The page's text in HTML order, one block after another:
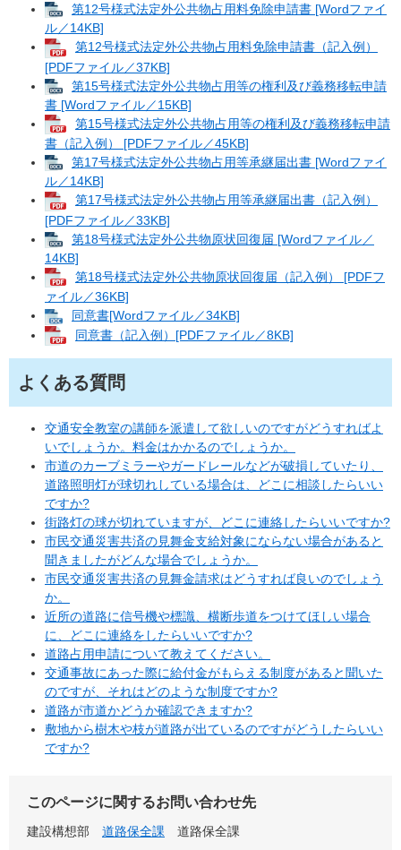
第12号様式法定外公共物占用料免除申請書 [Wordファイ
ル／14KB]
第12号様式法定外公共物占用料免除申請書（記入例）
[PDFファイル／37KB]
第15号様式法定外公共物占用等の権利及び義務移転申請
書 [Wordファイル／15KB]
第15号様式法定外公共物占用等の権利及び義務移転申請
書（記入例） [PDFファイル／45KB]
第17号様式法定外公共物占用等承継届出書 [Wordファイ
ル／14KB]
第17号様式法定外公共物占用等承継届出書（記入例）
[PDFファイル／33KB]
第18号様式法定外公共物原状回復届 [Wordファイル／
14KB]
第18号様式法定外公共物原状回復届（記入例） [PDFフ
ァイル／36KB]
同意書[Wordファイル／34KB]
同意書（記入例）[PDFファイル／8KB]
よくある質問
交通安全教室の講師を派遣して欲しいのですがどうすればよ
いでしょうか。料金はかかるのでしょうか。
市道のカーブミラーやガードレールなどが破損していたり、
道路照明灯が球切れしている場合は、どこに相談したらいい
ですか?
街路灯の球が切れていますが、どこに連絡したらいいですか?
市民交通災害共済の見舞金支給対象にならない場合があると
聞きましたがどんな場合でしょうか。
市民交通災害共済の見舞金請求はどうすれば良いのでしょう
か。
近所の道路に信号機や標識、横断歩道をつけてほしい場合
に、どこに連絡をしたらいいですか?
道路占用申請について教えてください。
交通事故にあった際に給付金がもらえる制度があると聞いた
のですが、それはどのような制度ですか?
道路が市道かどうか確認できますか?
敷地から樹木や枝が道路が出ているのですがどうしたらいい
ですか?
このページに関するお問い合わせ先
建設構想部 道路保全課
道路保全課